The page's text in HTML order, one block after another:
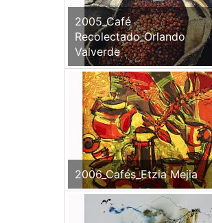
2005_Café
Recolectado_Orlando
Valverde
2006_Cafés_Etzia Mejia